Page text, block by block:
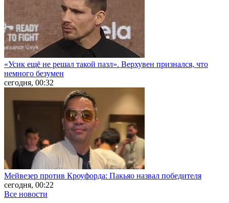
«Усик ещё не решал такой пазл». Верхувен признался, что
немного безумен
сегодня, 00:32
Мейвезер против Кроуфорда: Пакьяо назвал победителя
сегодня, 00:22
Все новости